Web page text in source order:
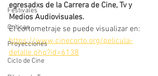
Festivales
Críticas
Proyecciones
Ciclo de Cine
egresadxs de la Carrera de Cine, Tv y
Medios Audiovisuales.
El cortometraje se puede visualizar en:
https://www.cinecorto.org/pelicula-
detalle.php?id=6138